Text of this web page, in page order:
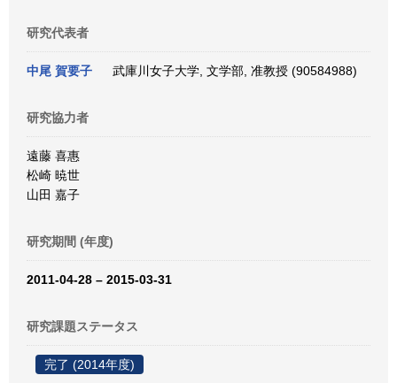
研究代表者
中尾 賀要子 武庫川女子大学, 文学部, 准教授 (90584988)
研究協力者
遠藤 喜惠
松崎 暁世
山田 嘉子
研究期間 (年度)
2011-04-28 – 2015-03-31
研究課題ステータス
完了 (2014年度)